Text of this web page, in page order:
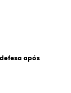
após